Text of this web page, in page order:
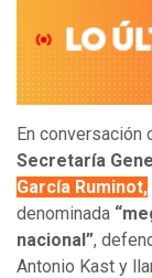
En conversación
Secretaría
García Ruminot,
denominada
nacional”,
Antonio Kast y